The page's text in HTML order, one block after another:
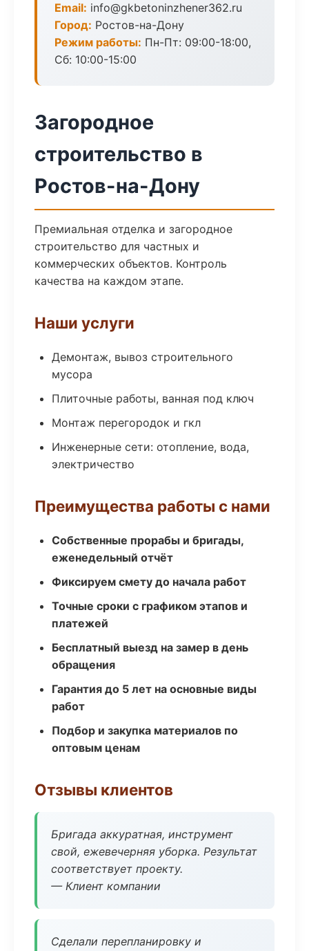
Email: info@gkbetoninzhener362.ru
Город: Ростов-на-Дону
Режим работы: Пн-Пт: 09:00-18:00,
Сб: 10:00-15:00
Загородное
строительство в
Ростов-на-Дону
Премиальная отделка и загородное
строительство для частных и
коммерческих объектов. Контроль
качества на каждом этапе.
Наши услуги
Демонтаж, вывоз строительного
мусора
Плиточные работы, ванная под ключ
Монтаж перегородок и гкл
Инженерные сети: отопление, вода,
электричество
Преимущества работы с нами
Собственные прорабы и бригады,
еженедельный отчёт
Фиксируем смету до начала работ
Точные сроки с графиком этапов и
платежей
Бесплатный выезд на замер в день
обращения
Гарантия до 5 лет на основные виды
работ
Подбор и закупка материалов по
оптовым ценам
Отзывы клиентов
Бригада аккуратная, инструмент
свой, ежевечерняя уборка. Результат
соответствует проекту.
— Клиент компании
Сделали перепланировку и